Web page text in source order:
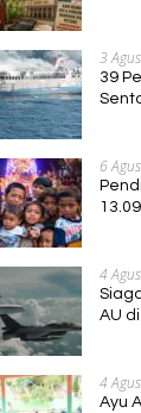
3
39
6
4
AU
4
Ayu